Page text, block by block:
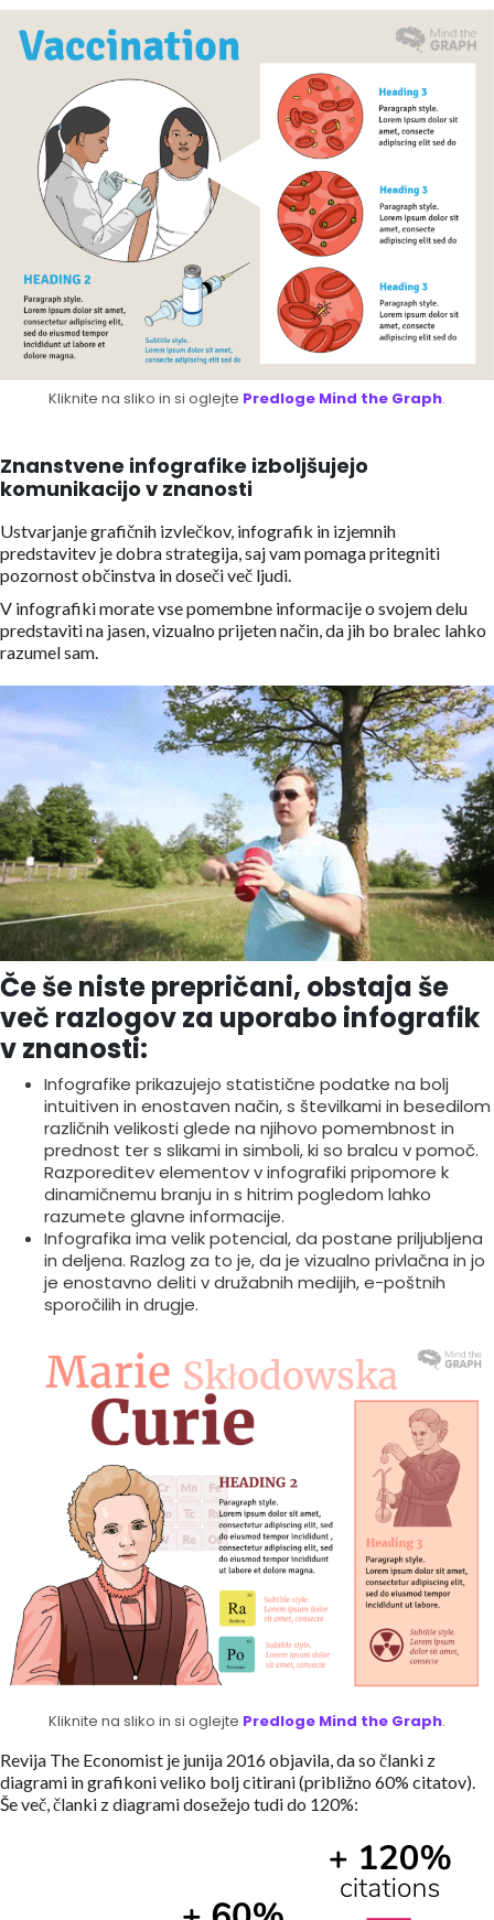
Kliknite na sliko in si oglejte Predloge Mind the Graph.
Znanstvene infografike izboljšujejo
komunikacijo v znanosti
Ustvarjanje grafičnih izvlečkov, infografik in izjemnih
predstavitev je dobra strategija, saj vam pomaga pritegniti
pozornost občinstva in doseči več ljudi.
V infografiki morate vse pomembne informacije o svojem delu
predstaviti na jasen, vizualno prijeten način, da jih bo bralec lahko
razumel sam.
Če še niste prepričani, obstaja še
več razlogov za uporabo infografik
v znanosti:
Infografike prikazujejo statistične podatke na bolj
intuitiven in enostaven način, s številkami in besedilom
različnih velikosti glede na njihovo pomembnost in
prednost ter s slikami in simboli, ki so bralcu v pomoč.
Razporeditev elementov v infografiki pripomore k
dinamičnemu branju in s hitrim pogledom lahko
razumete glavne informacije.
Infografika ima velik potencial, da postane priljubljena
in deljena. Razlog za to je, da je vizualno privlačna in jo
je enostavno deliti v družabnih medijih, e-poštnih
sporočilih in drugje.
Kliknite na sliko in si oglejte Predloge Mind the Graph.
Revija The Economist je junija 2016 objavila, da so članki z
diagrami in grafikoni veliko bolj citirani (približno 60% citatov).
Še več, članki z diagrami dosežejo tudi do 120%: